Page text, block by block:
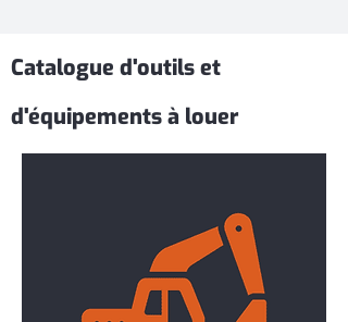
Catalogue d'outils et
d'équipements à louer